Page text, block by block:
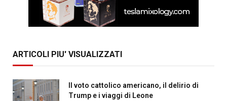
ARTICOLI PIU' VISUALIZZATI
Il voto cattolico americano, il delirio di
Trump e i viaggi di Leone